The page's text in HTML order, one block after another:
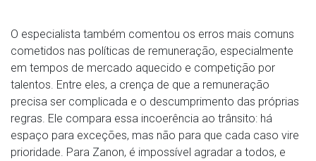
O especialista também comentou os erros mais comuns
cometidos nas políticas de remuneração, especialmente
em tempos de mercado aquecido e competição por
talentos. Entre eles, a crença de que a remuneração
precisa ser complicada e o descumprimento das próprias
regras. Ele compara essa incoerência ao trânsito: há
espaço para exceções, mas não para que cada caso vire
prioridade. Para Zanon, é impossível agradar a todos, e